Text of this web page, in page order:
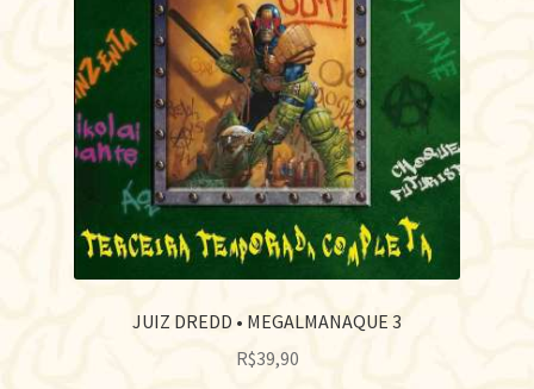
JUIZ DREDD • MEGALMANAQUE 3
R$39,90